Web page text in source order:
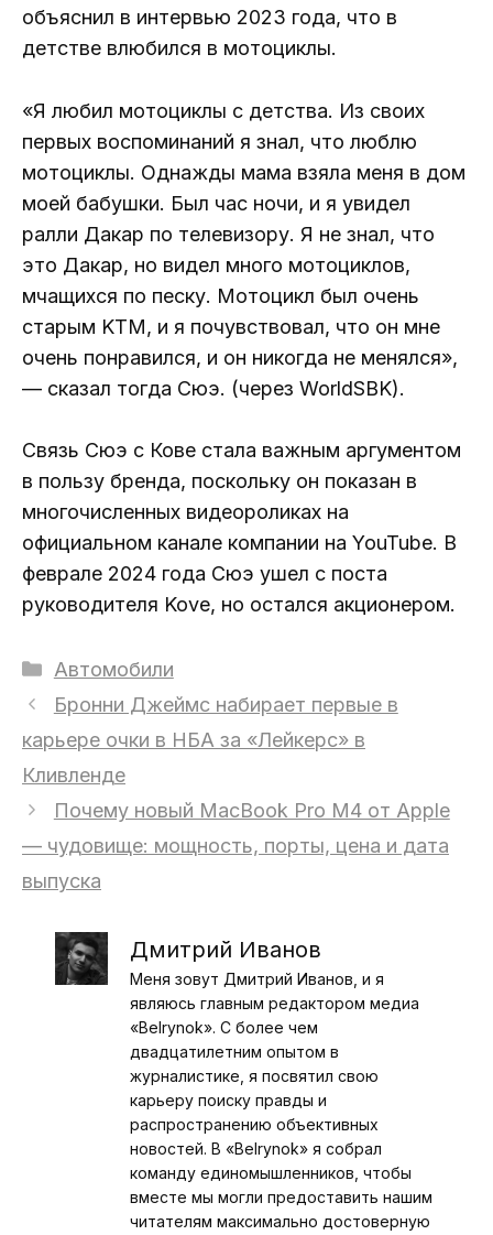
объяснил в интервью 2023 года, что в
детстве влюбился в мотоциклы.
«Я любил мотоциклы с детства. Из своих
первых воспоминаний я знал, что люблю
мотоциклы. Однажды мама взяла меня в дом
моей бабушки. Был час ночи, и я увидел
ралли Дакар по телевизору. Я не знал, что
это Дакар, но видел много мотоциклов,
мчащихся по песку. Мотоцикл был очень
старым KTM, и я почувствовал, что он мне
очень понравился, и он никогда не менялся»,
— сказал тогда Сюэ. (через WorldSBK).
Связь Сюэ с Кове стала важным аргументом
в пользу бренда, поскольку он показан в
многочисленных видеороликах на
официальном канале компании на YouTube. В
феврале 2024 года Сюэ ушел с поста
руководителя Kove, но остался акционером.
Рубрики
Автомобили
Бронни Джеймс набирает первые в
карьере очки в НБА за «Лейкерс» в
Кливленде
Почему новый MacBook Pro M4 от Apple
— чудовище: мощность, порты, цена и дата
выпуска
Дмитрий Иванов
Меня зовут Дмитрий Иванов, и я
являюсь главным редактором медиа
«Belrynok». С более чем
двадцатилетним опытом в
журналистике, я посвятил свою
карьеру поиску правды и
распространению объективных
новостей. В «Belrynok» я собрал
команду единомышленников, чтобы
вместе мы могли предоставить нашим
читателям максимально достоверную